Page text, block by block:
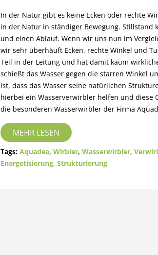
In der Natur gibt es keine Ecken oder rechte
in der Natur in ständiger Bewegung. Stillstand
und einen Ablauf. Wenn wir uns nun im
wir sehr überhäuft Ecken, rechte Winkel und
Teil in der Leitung und hat damit kaum
schießt das Wasser gegen die starren Winkel
ist, dass das Wasser seine natürlichen
hierbei ein Wasserverwirbler helfen und diese
die besonderen Wasserwirbler der Firma
MEHR LESEN
Tags: Aquadea, Wirbler, Wasserwirbler,
Energetisierung, Strukturierung